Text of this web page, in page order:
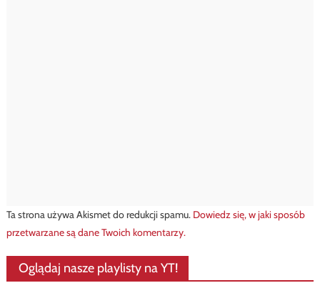
Ta strona używa Akismet do redukcji spamu. Dowiedz się, w jaki sposób
przetwarzane są dane Twoich komentarzy.
Oglądaj nasze playlisty na YT!